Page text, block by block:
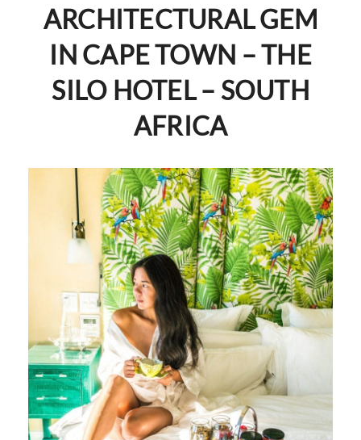
ARCHITECTURAL GEM
IN CAPE TOWN – THE
SILO HOTEL – SOUTH
AFRICA